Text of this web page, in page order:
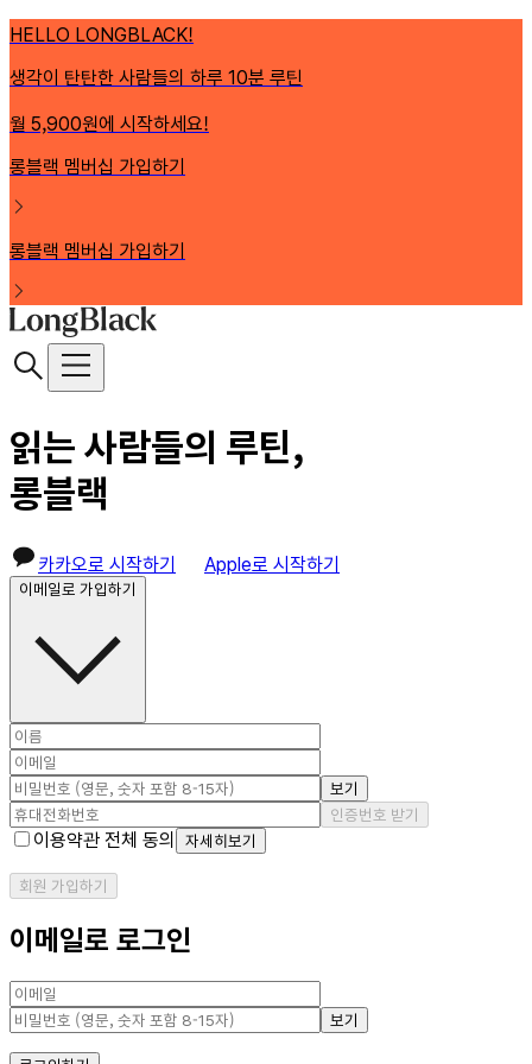
HELLO LONGBLACK!
생각이 탄탄한 사람들의 하루 10분 루틴
월 5,900원에 시작하세요!
롱블랙 멤버십 가입하기
롱블랙 멤버십 가입하기
읽는 사람들의 루틴,
롱블랙
카카오로 시작하기 Apple로 시작하기
이메일로 가입하기
보기
인증번호 받기
이용약관 전체 동의 자세히보기
회원 가입하기
이메일로 로그인
보기